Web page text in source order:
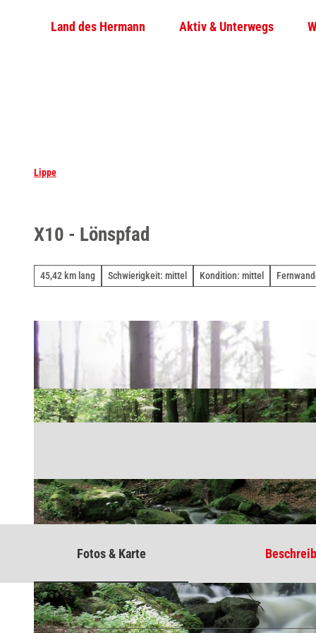
Land des Hermann Aktiv & Unterwegs
Lippe
X10 - Lönspfad
45,42 km lang Schwierigkeit: mittel Kondition: mittel
Fotos & Karte